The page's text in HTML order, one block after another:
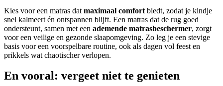
Kies voor een matras dat maximaal comfort biedt, zodat je kindje
snel kalmeert én ontspannen blijft. Een matras dat de rug goed
ondersteunt, samen met een ademende matrasbeschermer, zorgt
voor een veilige en gezonde slaapomgeving. Zo leg je een stevige
basis voor een voorspelbare routine, ook als dagen vol feest en
prikkels wat chaotischer verlopen.
En vooral: vergeet niet te genieten